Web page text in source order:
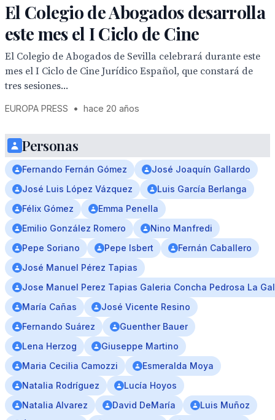
El Colegio de Abogados desarrolla
este mes el I Ciclo de Cine
El Colegio de Abogados de Sevilla celebrará durante este
mes el I Ciclo de Cine Jurídico Español, que constará de
tres sesiones...
EUROPA PRESS • hace 20 años
Personas
Fernando Fernán Gómez
José Joaquín Gallardo
José Luis López Vázquez
Luis García Berlanga
Félix Gómez
Emma Penella
Emilio González Romero
Nino Manfredi
Pepe Soriano
Pepe Isbert
Fernán Caballero
José Manuel Pérez Tapias
Jose Manuel Perez Tapias Galeria Concha Pedrosa La
María Cañas
José Vicente Resino
Fernando Suárez
Guenther Bauer
Lena Herzog
Giuseppe Martino
Maria Cecilia Camozzi
Esmeralda Moya
Natalia Rodríguez
Lucía Hoyos
Natalia Alvarez
David DeMaría
Luis Muñoz